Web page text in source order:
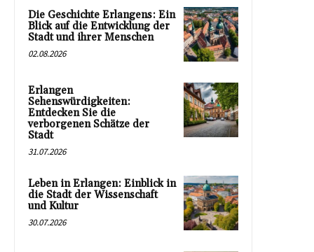
Die Geschichte Erlangens: Ein
Blick auf die Entwicklung der
Stadt und ihrer Menschen
02.08.2026
Erlangen
Sehenswürdigkeiten:
Entdecken Sie die
verborgenen Schätze der
Stadt
31.07.2026
Leben in Erlangen: Einblick in
die Stadt der Wissenschaft
und Kultur
30.07.2026